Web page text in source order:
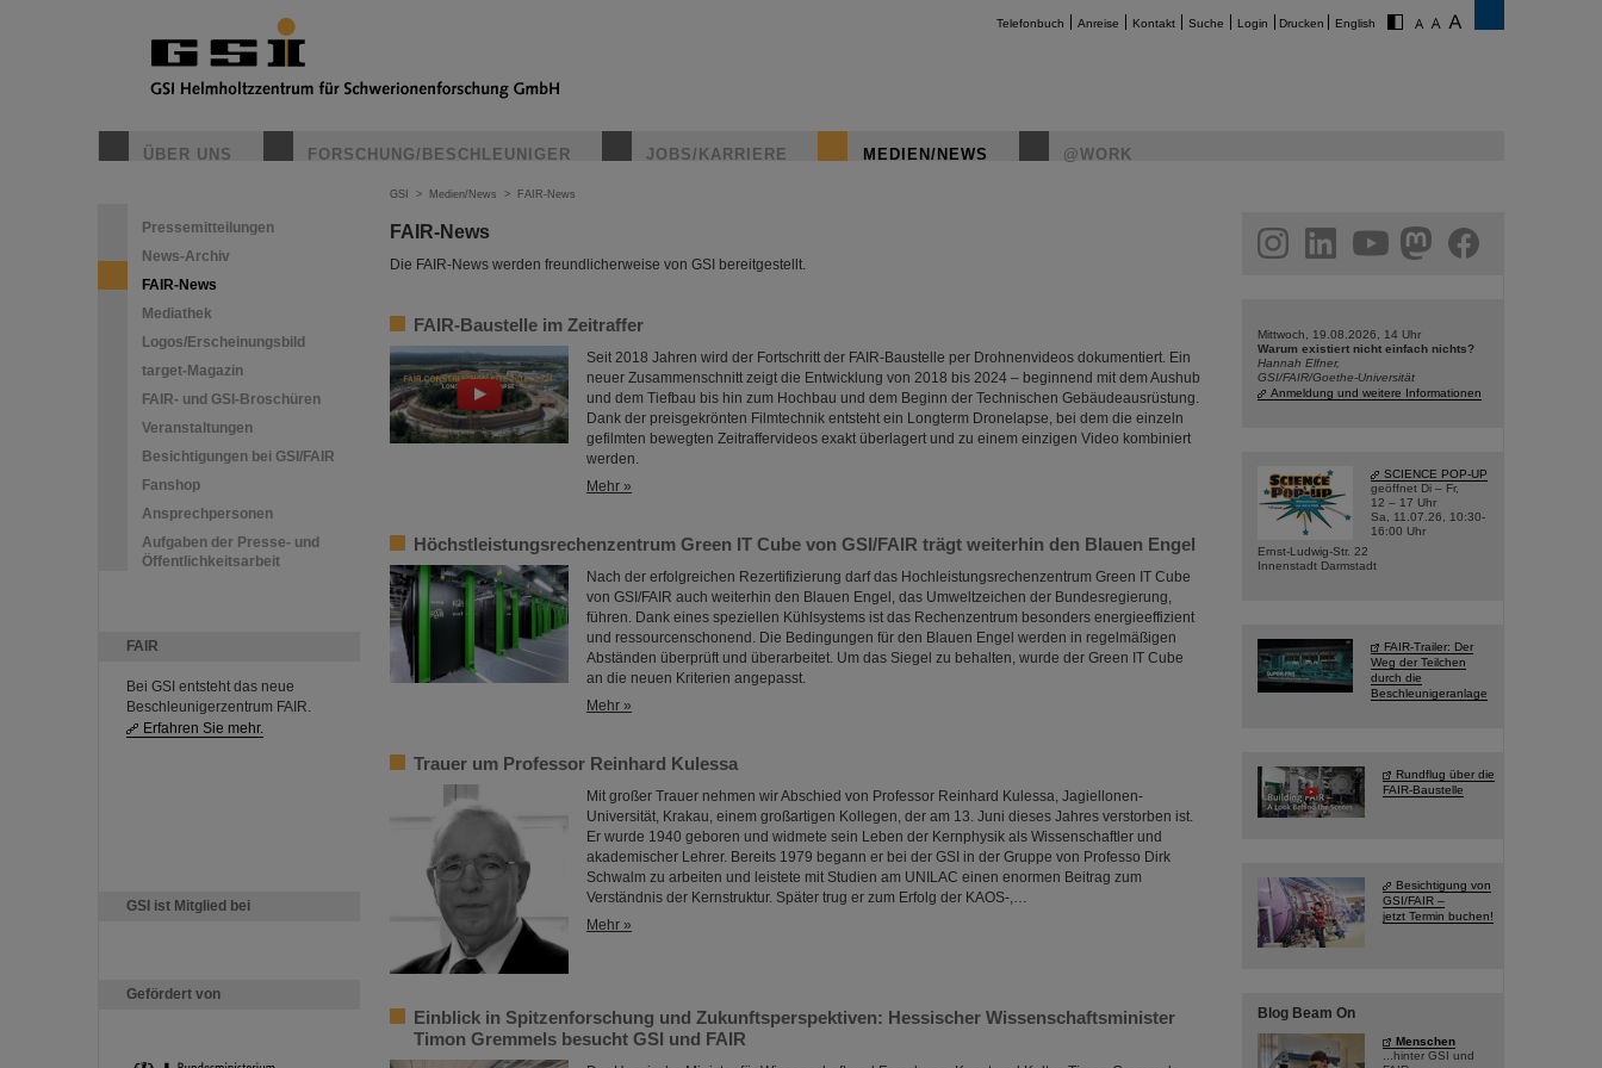
Telefonbuch Anreise Kontakt Suche Login Drucken English
ÜBER UNS FORSCHUNG/BESCHLEUNIGER JOBS/KARRIERE MEDIEN/NEWS @WORK
Pressemitteilungen
News-Archiv
FAIR-News
Mediathek
Logos/Erscheinungsbild
target-Magazin
FAIR- und GSI-Broschüren
Veranstaltungen
Besichtigungen bei GSI/FAIR
Fanshop
Ansprechpersonen
Aufgaben der Presse- und
Öffentlichkeitsarbeit
FAIR
Bei GSI entsteht das neue
Beschleunigerzentrum FAIR.
Erfahren Sie mehr.
GSI ist Mitglied bei
Gefördert von
GSI > Medien/News > FAIR-News
FAIR-News
Die FAIR-News werden freundlicherweise von GSI bereitgestellt.
FAIR-Baustelle im Zeitraffer
Seit 2018 Jahren wird der Fortschritt der FAIR-Baustelle per Drohnenvideos dokumentiert. Ein
neuer Zusammenschnitt zeigt die Entwicklung von 2018 bis 2024 – beginnend mit dem Aushub
und dem Tiefbau bis hin zum Hochbau und dem Beginn der Technischen Gebäudeausrüstung.
Dank der preisgekrönten Filmtechnik entsteht ein Longterm Dronelapse, bei dem die einzeln
gefilmten bewegten Zeitraffervideos exakt überlagert und zu einem einzigen Video kombiniert
werden.
Mehr »
Höchstleistungsrechenzentrum Green IT Cube von GSI/FAIR trägt weiterhin den Blauen Engel
Nach der erfolgreichen Rezertifizierung darf das Hochleistungsrechenzentrum Green IT Cube
von GSI/FAIR auch weiterhin den Blauen Engel, das Umweltzeichen der Bundesregierung,
führen. Dank eines speziellen Kühlsystems ist das Rechenzentrum besonders energieeffizient
und ressourcenschonend. Die Bedingungen für den Blauen Engel werden in regelmäßigen
Abständen überprüft und überarbeitet. Um das Siegel zu behalten, wurde der Green IT Cube
an die neuen Kriterien angepasst.
Mehr »
Trauer um Professor Reinhard Kulessa
Mit großer Trauer nehmen wir Abschied von Professor Reinhard Kulessa, Jagiellonen-
Universität, Krakau, einem großartigen Kollegen, der am 13. Juni dieses Jahres verstorben ist.
Er wurde 1940 geboren und widmete sein Leben der Kernphysik als Wissenschaftler und
akademischer Lehrer. Bereits 1979 begann er bei der GSI in der Gruppe von Professo Dirk
Schwalm zu arbeiten und leistete mit Studien am UNILAC einen enormen Beitrag zum
Verständnis der Kernstruktur. Später trug er zum Erfolg der KAOS-,…
Mehr »
Einblick in Spitzenforschung und Zukunftsperspektiven: Hessischer Wissenschaftsminister
Timon Gremmels besucht GSI und FAIR
facebook
Mittwoch, 19.08.2026, 14 Uhr
Warum existiert nicht einfach nichts?
Hannah Elfner,
GSI/FAIR/Goethe-Universität
Anmeldung und weitere Informationen
SCIENCE POP-UP
geöffnet Di – Fr,
12 – 17 Uhr
Sa, 11.07.26, 10:30-
16:00 Uhr
Ernst-Ludwig-Str. 22
Innenstadt Darmstadt
FAIR-Trailer: Der
Weg der Teilchen
durch die
Beschleunigeranlage
Rundflug über die
FAIR-Baustelle
Besichtigung von
GSI/FAIR –
jetzt Termin buchen!
Blog Beam On
Menschen
...hinter GSI und